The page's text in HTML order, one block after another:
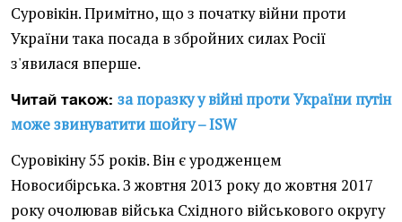
Суровікін. Примітно, що з початку війни проти
України така посада в збройних силах Росії
з'явилася вперше.
Читай також: за поразку у війні проти України путін
може звинуватити шойгу – ISW
Суровікіну 55 років. Він є уродженцем
Новосибірська. З жовтня 2013 року до жовтня 2017
року очолював війська Східного військового округу